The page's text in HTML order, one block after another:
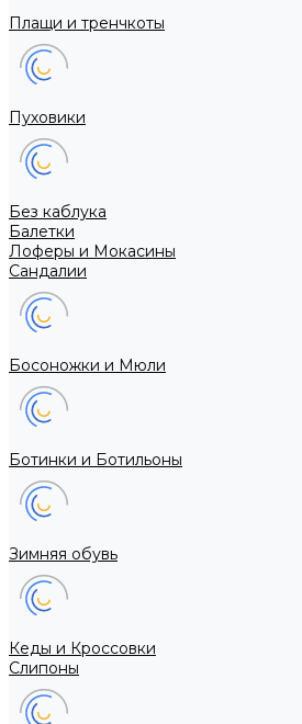
Плащи и тренчкоты
Пуховики
Без каблука
Балетки
Лоферы и Мокасины
Сандалии
Босоножки и Мюли
Ботинки и Ботильоны
Зимняя обувь
Кеды и Кроссовки
Слипоны